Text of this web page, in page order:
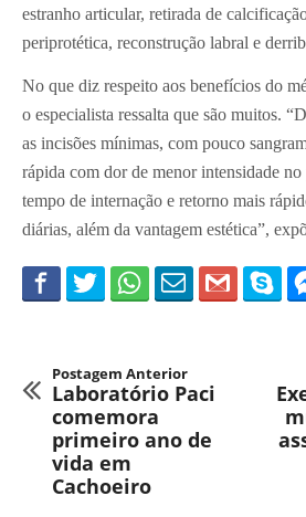
estranho articular, retirada de
periprotética, reconstrução labral e
No que diz respeito aos benefícios do
o especialista ressalta que são muitos.
as incisões mínimas, com pouco
rápida com dor de menor intensidade
tempo de internação e retorno mais
diárias, além da vantagem estética”,
Postagem Anterior
Laboratório Paci
comemora
primeiro ano de
vida em
Cachoeiro